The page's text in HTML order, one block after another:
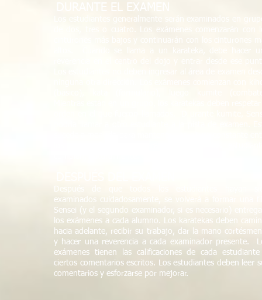
DURANTE EL EXAMEN
Los estudiantes generalmente serán examinados en
de dos, tres o cuatro. Los exámenes comenzarán con
Después de que todos los estudiantes hayan
examinados cuidadosamente, se volverá a formar una
Sensei (y el segundo examinador, si es necesario)
los exámenes a cada alumno. Los karatekas deben
hacia adelante, recibir su trabajo, dar la mano
y hacer una reverencia a cada examinador presente.
exámenes tienen las calificaciones de cada
ciertos comentarios escritos. Los estudiantes deben leer
comentarios y esforzarse por mejorar.